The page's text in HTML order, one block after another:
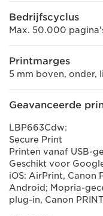
Bedrijfscyclus
Max. 50.000
Printmarges
5 mm boven, onder,
Geavanceerde
LBP663Cdw:
Secure Print
Printen vanaf USB-
Geschikt voor
iOS: AirPrint, Canon
Android; Mopria-
plug-in, Canon